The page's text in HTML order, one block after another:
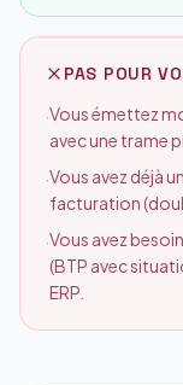
PAS POUR
·Vous émettez
avec une trame
·Vous avez déjà
facturation
·Vous avez
(BTP avec
ERP.